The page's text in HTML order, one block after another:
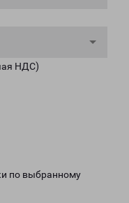
НДС)
по выбранному